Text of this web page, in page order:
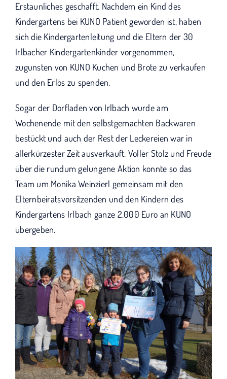
Erstaunliches geschafft. Nachdem ein Kind des
Kindergartens bei KUNO Patient geworden ist, haben
sich die Kindergartenleitung und die Eltern der 30
Irlbacher Kindergartenkinder vorgenommen,
zugunsten von KUNO Kuchen und Brote zu verkaufen
und den Erlös zu spenden.
Sogar der Dorfladen von Irlbach wurde am
Wochenende mit den selbstgemachten Backwaren
bestückt und auch der Rest der Leckereien war in
allerkürzester Zeit ausverkauft. Voller Stolz und Freude
über die rundum gelungene Aktion konnte so das
Team um Monika Weinzierl gemeinsam mit den
Elternbeiratsvorsitzenden und den Kindern des
Kindergartens Irlbach ganze 2.000 Euro an KUNO
übergeben.